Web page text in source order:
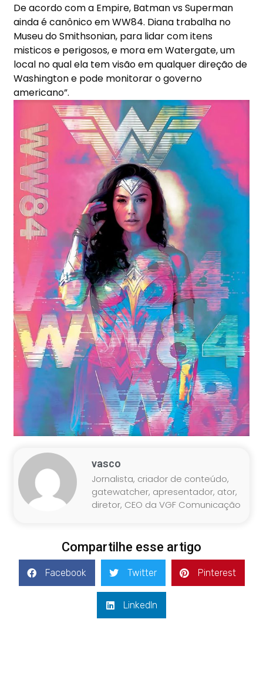
De acordo com a Empire, Batman vs Superman
ainda é canônico em WW84. Diana trabalha no
Museu do Smithsonian, para lidar com itens
misticos e perigosos, e mora em Watergate, um
local no qual ela tem visão em qualquer direção de
Washington e pode monitorar o governo
americano”.
vasco
Jornalista, criador de conteúdo,
gatewatcher, apresentador, ator,
diretor, CEO da VGF Comunicação
Compartilhe esse artigo
Facebook Twitter Pinterest
LinkedIn